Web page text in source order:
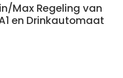
Max Regeling van
en Drinkautomaat